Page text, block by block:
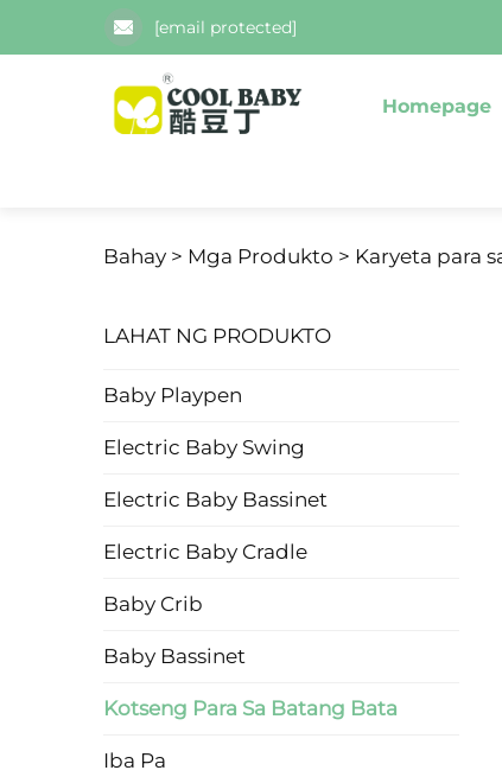
[email protected]
Homepage
Bahay > Mga Produkto > Karyeta para
LAHAT NG PRODUKTO
Baby Playpen
Electric Baby Swing
Electric Baby Bassinet
Electric Baby Cradle
Baby Crib
Baby Bassinet
Kotseng Para Sa Batang Bata
Iba Pa